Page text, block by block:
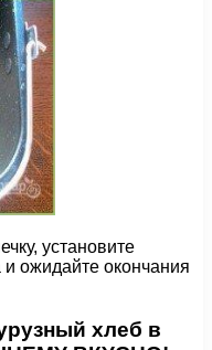
установите
ожидайте окончания
хлеб в